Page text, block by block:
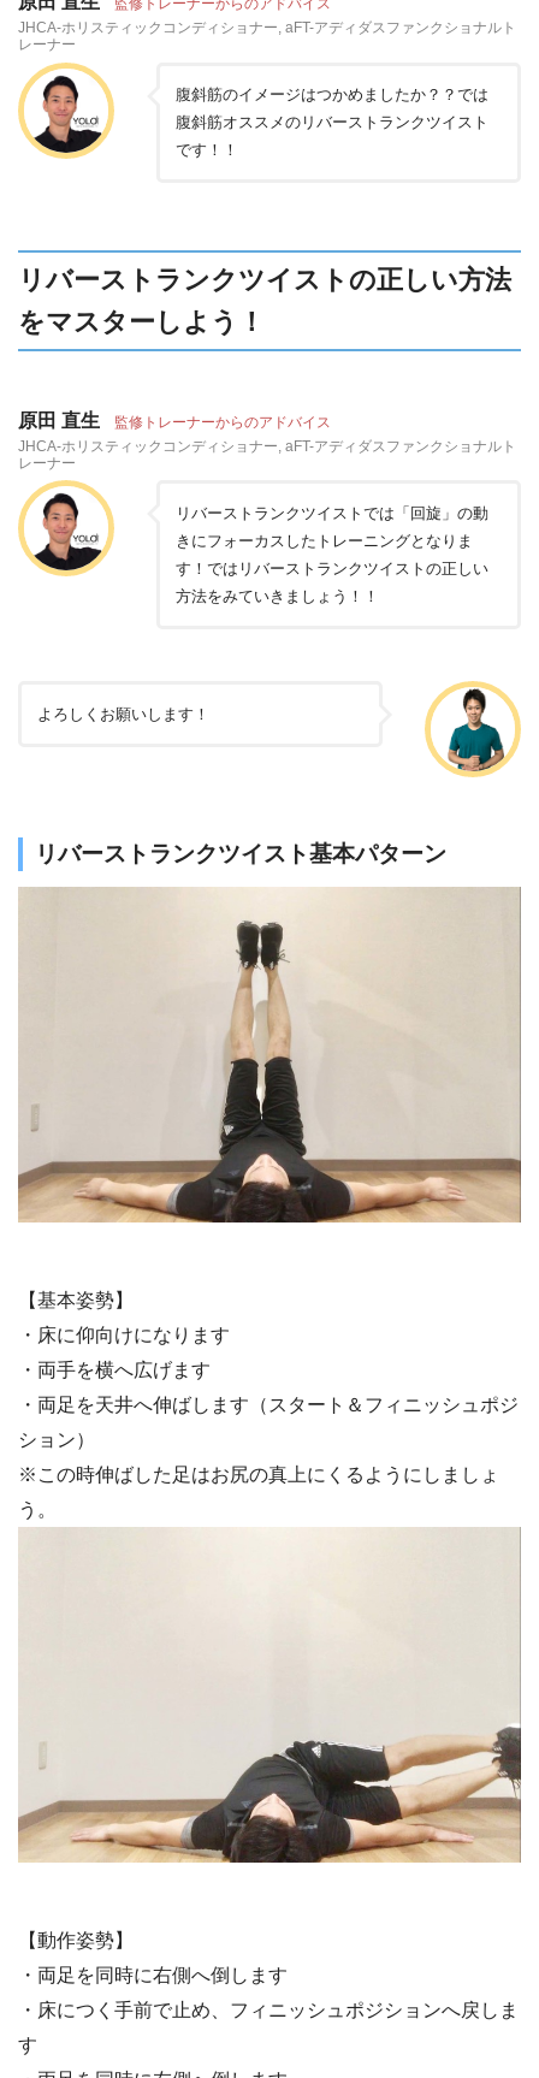
監修トレーナーからのアドバイス
JHCA-ホリスティックコンディショナー, aFT-アディダスファンクショナルト
レーナー
腹斜筋のイメージはつかめましたか？？では
腹斜筋オススメのリバーストランクツイスト
です！！
リバーストランクツイストの正しい方法
をマスターしよう！
原田 直生 監修トレーナーからのアドバイス
JHCA-ホリスティックコンディショナー, aFT-アディダスファンクショナルト
レーナー
リバーストランクツイストでは「回旋」の動
きにフォーカスしたトレーニングとなりま
す！ではリバーストランクツイストの正しい
方法をみていきましょう！！
よろしくお願いします！
リバーストランクツイスト基本パターン
【基本姿勢】
・床に仰向けになります
・両手を横へ広げます
・両足を天井へ伸ばします（スタート＆フィニッシュポジ
ション）
※この時伸ばした足はお尻の真上にくるようにしましょ
う。
【動作姿勢】
・両足を同時に右側へ倒します
・床につく手前で止め、フィニッシュポジションへ戻しま
す